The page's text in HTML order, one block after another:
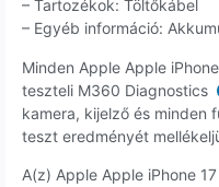
– Tartozékok: Töltőkábel
– Egyéb információ:
Minden Apple Apple
teszteli M360 Diagnostics
kamera, kijelző és minden
teszt eredményét
A(z) Apple Apple iPhone